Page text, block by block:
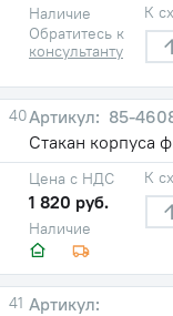
Наличие
Обратитесь к
консультанту
К
40
85-
Стакан корпуса
Наличие
Цена с НДС
1 820 руб.
К
41